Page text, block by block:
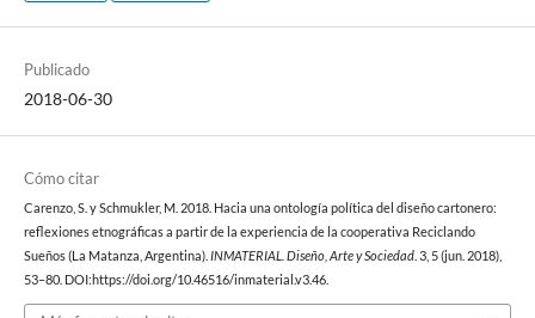
Publicado
2018-06-30
Cómo citar
Carenzo, S. y Schmukler, M. 2018. Hacia una ontología política del diseño cartonero:
reflexiones etnográficas a partir de la experiencia de la cooperativa Reciclando
Sueños (La Matanza, Argentina). INMATERIAL. Diseño, Arte y Sociedad. 3, 5 (jun. 2018),
53–80. DOI:https://doi.org/10.46516/inmaterial.v3.46.